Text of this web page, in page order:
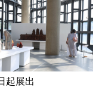
起展出